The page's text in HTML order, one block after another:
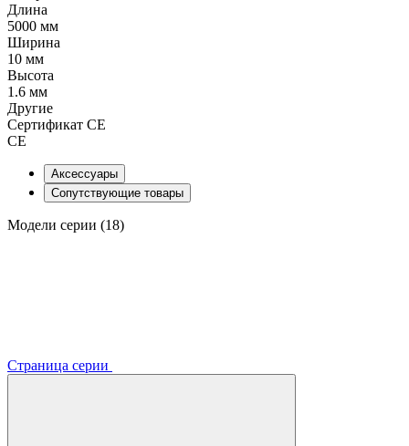
Длина
5000 мм
Ширина
10 мм
Высота
1.6 мм
Другие
Сертификат CE
CE
Аксессуары
Сопутствующие товары
Модели серии (18)
Страница серии